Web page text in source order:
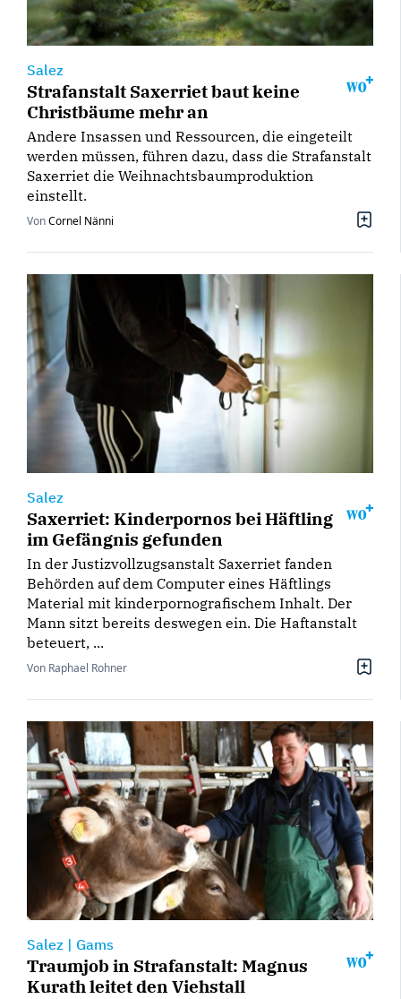
Salez
Strafanstalt Saxerriet baut keine
Christbäume mehr an
Andere Insassen und Ressourcen, die eingeteilt
werden müssen, führen dazu, dass die Strafanstalt
Saxerriet die Weihnachtsbaumproduktion
einstellt.
VonCornel Nänni
Salez
Saxerriet: Kinderpornos bei Häftling
im Gefängnis gefunden
In der Justizvollzugsanstalt Saxerriet fanden
Behörden auf dem Computer eines Häftlings
Material mit kinderpornografischem Inhalt. Der
Mann sitzt bereits deswegen ein. Die Haftanstalt
beteuert, ...
Von Raphael Rohner
Salez | Gams
Traumjob in Strafanstalt: Magnus
Kurath leitet den Viehstall